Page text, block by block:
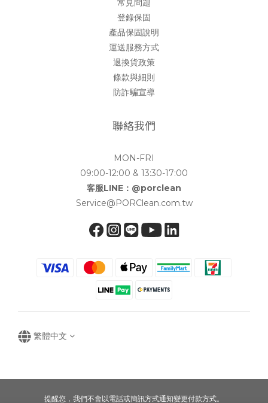
常見問題
登錄保固
產品保固說明
運送服務方式
退換貨政策
條款與細則
防詐騙宣導
聯絡我們
MON-FRI
09:00-12:00 & 13:30-17:00
客服LINE：@porclean
Service@PORClean.com.tw
繁體中文
提醒您，我們不會以電話或簡訊方式通知變更付款方式。